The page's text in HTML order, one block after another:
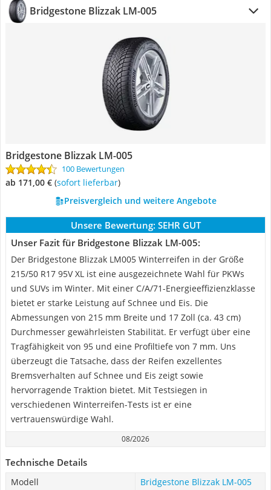
Bridgestone Blizzak LM-005
Bridgestone Blizzak LM-005
100 Bewertungen
ab 171,00 € ( Sofort lieferbar)
Preisvergleich und weitere Angebote
Unsere Bewertung: SEHR GUT
Unser Fazit für Bridgestone Blizzak LM-005:
Der Bridgestone Blizzak LM005 Winterreifen in der Größe
215/50 R17 95V XL ist eine ausgezeichnete Wahl für PKWs
und SUVs im Winter. Mit einer C/A/71-Energieeffizienzklasse
bietet er starke Leistung auf Schnee und Eis. Die
Abmessungen von 215 mm Breite und 17 Zoll (ca. 43 cm)
Durchmesser gewährleisten Stabilität. Er verfügt über eine
Tragfähigkeit von 95 und eine Profiltiefe von 7 mm. Uns
überzeugt die Tatsache, dass der Reifen exzellentes
Bremsverhalten auf Schnee und Eis zeigt sowie
hervorragende Traktion bietet. Mit Testsiegen in
verschiedenen Winterreifen-Tests ist er eine
vertrauenswürdige Wahl.
08/2026
Technische Details
Modell Bridgestone Blizzak LM-005